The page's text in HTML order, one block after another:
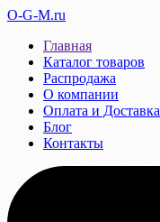
O-G-M.ru
Главная
Каталог товаров
Распродажа
О компании
Оплата и Доставка
Блог
Контакты